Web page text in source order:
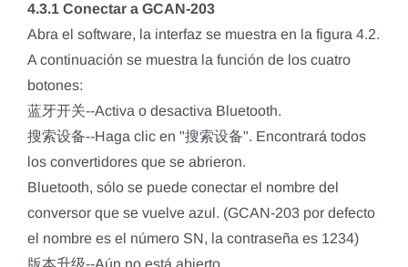
4.3.1 Conectar a GCAN-203
Abra el software, la interfaz se muestra en la figura 4.2.
A continuación se muestra la función de los cuatro
botones:
蓝牙开关--Activa o desactiva Bluetooth.
搜索设备--Haga clic en "搜索设备". Encontrará todos
los convertidores que se abrieron.
Bluetooth, sólo se puede conectar el nombre del
conversor que se vuelve azul. (GCAN-203 por defecto
el nombre es el número SN, la contraseña es 1234)